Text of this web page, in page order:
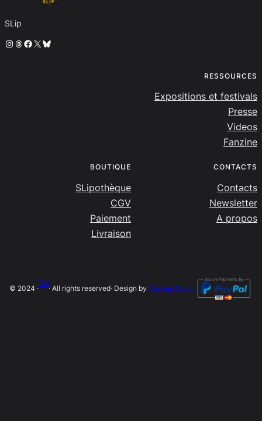
SLip
Instagram
Threads
Facebook
X Bluesky
RESSOURCES
Expositions et festivals
Presse
Videos
Fanzine
BOUTIQUE
SLipothèque
CGV
Paiement
Livraison
CONTACTS
Contacts
Newsletter
A propos
© 2024 ·
SLip
· All rights reserved· Design by Damien Salort